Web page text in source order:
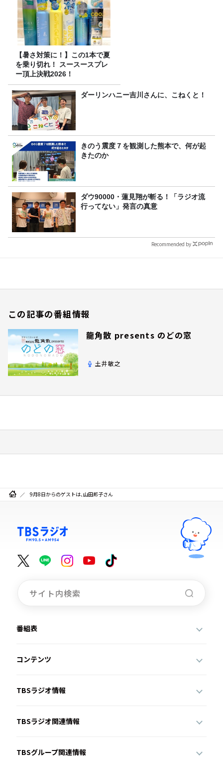
【暑さ対策に！】この1本で夏
を乗り切れ！ スースースプレ
ー頂上決戦2026！
ダーリンハニー吉川さんに、こねくと！
きのう震度７を観測した熊本で、何が起
きたのか
ダウ90000・蓮見翔が斬る！「ラジオ流
行ってない」発言の真意
Recommended by
この記事の番組情報
龍角散 presents のどの窓
土井敏之
9月8日からのゲストは、山田邦子さん
番組表
コンテンツ
TBSラジオ情報
TBSラジオ関連情報
TBSグループ関連情報